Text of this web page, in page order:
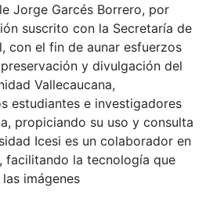
Jorge Garcés Borrero, por
suscrito con la Secretaría de
con el fin de aunar esfuerzos
y divulgación del
Vallecaucana,
estudiantes e investigadores
propiciando su uso y consulta
Icesi es un colaborador en
facilitando la tecnología que
imágenes